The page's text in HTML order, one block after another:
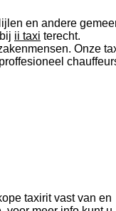
en andere
ii taxi terecht.
Onze
taxirit vast van en